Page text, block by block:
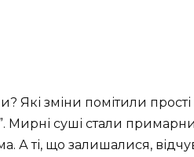
Які зміни помітили
Мирні суші стали
А ті, що залишалися,